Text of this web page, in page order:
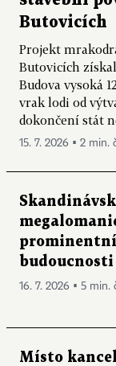
Butovicích
Projekt
Butovicích
Budova vysoká
vrak lodi od
dokončení stát
15. 7. 2026 ▪ 2 min.
budoucnosti
16. 7. 2026 ▪ 5 min.
Místo